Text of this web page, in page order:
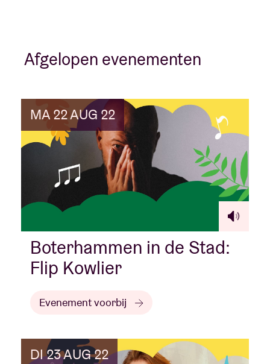
Afgelopen evenementen
MA 22 AUG 22
Boterhammen in de Stad:
Flip Kowlier
Evenement voorbij
DI 23 AUG 22